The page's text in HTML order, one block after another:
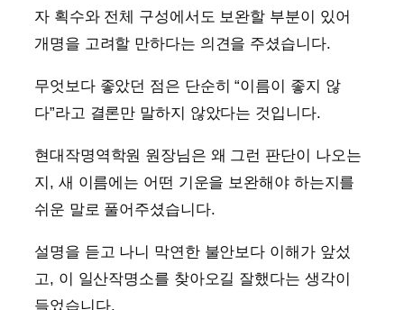
자 획수와 전체 구성에서도 보완할 부분이 있어
개명을 고려할 만하다는 의견을 주셨습니다.
무엇보다 좋았던 점은 단순히 “이름이 좋지 않
다”라고 결론만 말하지 않았다는 것입니다.
현대작명역학원 원장님은 왜 그런 판단이 나오는
지, 새 이름에는 어떤 기운을 보완해야 하는지를
쉬운 말로 풀어주셨습니다.
설명을 듣고 나니 막연한 불안보다 이해가 앞섰
고, 이 일산작명소를 찾아오길 잘했다는 생각이
들었습니다.